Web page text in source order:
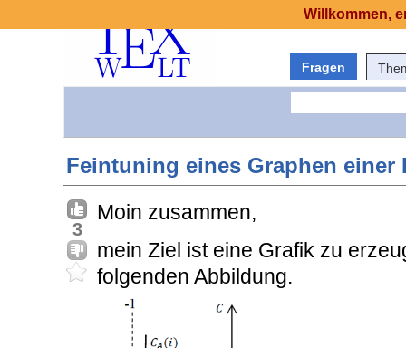
Fragen
Feintuning eines Graphen einer
3
Moin zusammen,
mein Ziel ist eine Grafik zu
folgenden Abbildung.
Willkommen,